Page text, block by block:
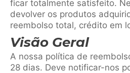
ficar totalmente satisfeito.
devolver os produtos
reembolso total, crédito em
Visão Geral
A nossa política de
28 dias. Deve notificar-nos